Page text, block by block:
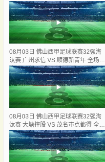
08月03日 佛山西甲足球联赛32强淘
汰赛 广州求信 VS 顺德新青年 全场录
像
08月03日 佛山西甲足球联赛32强淘
汰赛 大塘控股 VS 茂名市点都得 全场
录像